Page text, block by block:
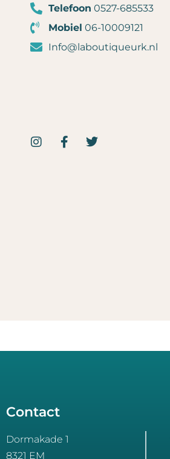
Telefoon 0527-685533
Mobiel 06-10009121
Info@laboutiqueurk.nl
Contact
Dormakade 1
8321 EM